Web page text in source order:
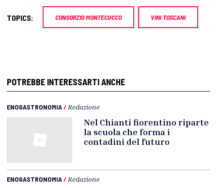
TOPICS: CONSORZIO MONTECUCCO VINI TOSCANI
POTREBBE INTERESSARTI ANCHE
ENOGASTRONOMIA/ Redazione
Nel Chianti fiorentino riparte
la scuola che forma i
contadini del futuro
ENOGASTRONOMIA/ Redazione